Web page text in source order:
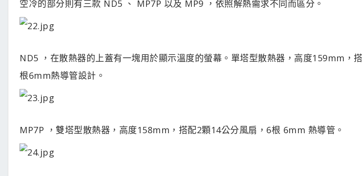
空冷的部分則有三款 ND5 、 MP7P 以及 MP9 ，依照解熱需求不同而區分。
ND5 ，在散熱器的上蓋有一塊用於顯示溫度的螢幕。單塔型散熱器，高度159mm，
根6mm熱導管設計。
MP7P ，雙塔型散熱器，高度158mm，搭配2顆14公分風扇，6根 6mm 熱導管。